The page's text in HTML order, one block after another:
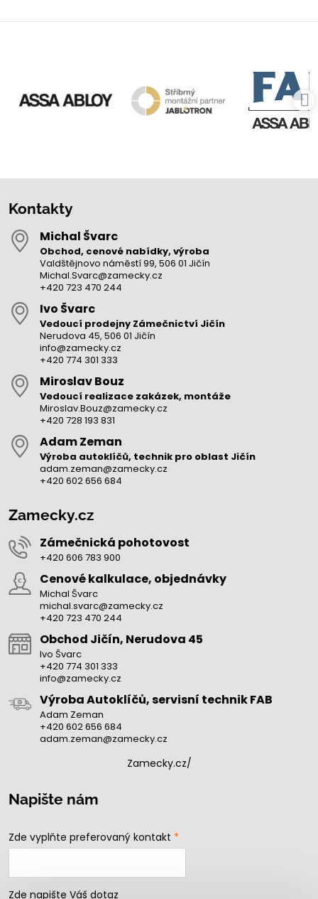
Kontakty
Michal Švarc
Obchod, cenové nabídky, výroba
Valdštějnovo náměstí 99, 506 01 Jičín
Michal.Svarc@zamecky.cz
+420 723 470 244
Ivo Švarc
Vedoucí prodejny Zámečnictví Jičín
Nerudova 45, 506 01 Jičín
info@zamecky.cz
+420 774 301 333
Miroslav Bouz
Vedoucí realizace zakázek, montáže
Miroslav.Bouz@zamecky.cz
+420 728 193 831
Adam Zeman
Výroba autoklíčů, technik pro oblast Jičín
adam.zeman@zamecky.cz
+420 602 656 684
Zamecky.cz
Zámečnická pohotovost
+420 606 783 900
Cenové kalkulace, objednávky
Michal Švarc
michal.svarc@zamecky.cz
+420 723 470 244
Obchod Jičín, Nerudova 45
Ivo Švarc
+420 774 301 333
info@zamecky.cz
Výroba Autoklíčů, servisní technik FAB
Adam Zeman
+420 602 656 684
adam.zeman@zamecky.cz
Zamecky.cz/
Napište nám
Zde vyplňte preferovaný kontakt *
Zde napište Váš dotaz